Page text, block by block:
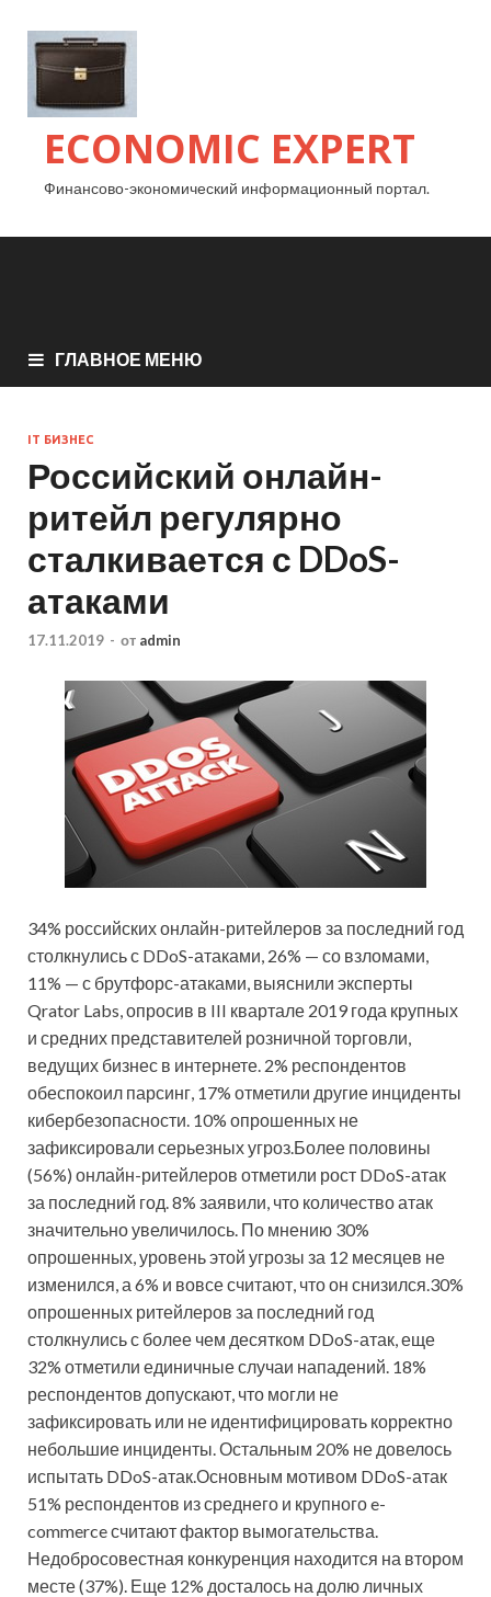
ECONOMIC EXPERT
Финансово-экономический информационный портал.
ГЛАВНОЕ МЕНЮ
IT БИЗНЕС
Российский онлайн-
ритейл регулярно
сталкивается с DDoS-
атаками
17.11.2019 - от admin
34% российских онлайн-ритейлеров за последний год
столкнулись с DDoS-атаками, 26% — со взломами,
11% — с брутфорс-атаками, выяснили эксперты
Qrator Labs, опросив в III квартале 2019 года крупных
и средних представителей розничной торговли,
ведущих бизнес в интернете. 2% респондентов
обеспокоил парсинг, 17% отметили другие инциденты
кибербезопасности. 10% опрошенных не
зафиксировали серьезных угроз.Более половины
(56%) онлайн-ритейлеров отметили рост DDoS-атак
за последний год. 8% заявили, что количество атак
значительно увеличилось. По мнению 30%
опрошенных, уровень этой угрозы за 12 месяцев не
изменился, а 6% и вовсе считают, что он снизился.30%
опрошенных ритейлеров за последний год
столкнулись с более чем десятком DDoS-атак, еще
32% отметили единичные случаи нападений. 18%
респондентов допускают, что могли не
зафиксировать или не идентифицировать корректно
небольшие инциденты. Остальным 20% не довелось
испытать DDoS-атак.Основным мотивом DDoS-атак
51% респондентов из среднего и крупного e-
commerce считают фактор вымогательства.
Недобросовестная конкуренция находится на втором
месте (37%). Еще 12% досталось на долю личных